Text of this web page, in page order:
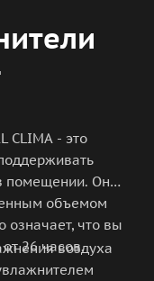
CLIMA - это
помещении. Он
объемом
означает, что вы
26 часов.воздуха